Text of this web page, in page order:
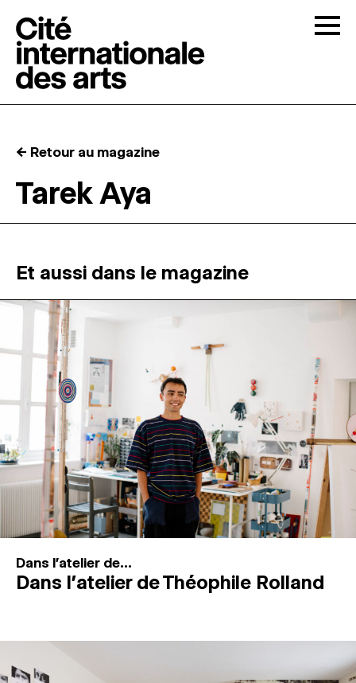
RÉSIDENCES ↓
ATELIERS OUVERTS
PROGRAMMATION
MAGAZINE
ESPACES DE PRATIQUE ARTISTIQUE ↓
Recherche
Connexion
← Retour au magazine
Tarek Aya
Et aussi dans le magazine
Dans l'atelier de...
Dans l’atelier de Théophile Rolland